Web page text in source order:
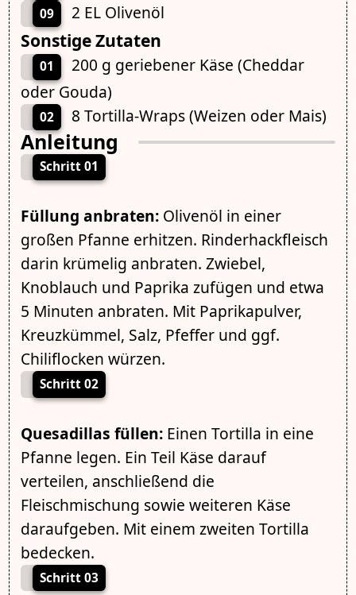
09 2 EL Olivenöl
Sonstige Zutaten
01
200 g geriebener Käse (Cheddar
oder Gouda)
02 8 Tortilla-Wraps (Weizen oder Mais)
Anleitung
Schritt 01
Füllung anbraten:Olivenöl in einer
großen Pfanne erhitzen. Rinderhackfleisch
darin krümelig anbraten. Zwiebel,
Knoblauch und Paprika zufügen und etwa
5 Minuten anbraten. Mit Paprikapulver,
Kreuzkümmel, Salz, Pfeffer und ggf.
Chiliflocken würzen.
Schritt 02
Quesadillas füllen:Einen Tortilla in eine
Pfanne legen. Ein Teil Käse darauf
verteilen, anschließend die
Fleischmischung sowie weiteren Käse
daraufgeben. Mit einem zweiten Tortilla
bedecken.
Schritt 03